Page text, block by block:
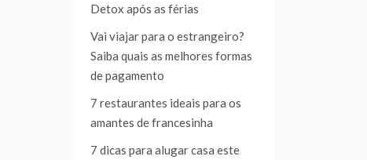
Detox após as férias
Vai viajar para o estrangeiro?
Saiba quais as melhores formas
de pagamento
7 restaurantes ideais para os
amantes de francesinha
7 dicas para alugar casa este